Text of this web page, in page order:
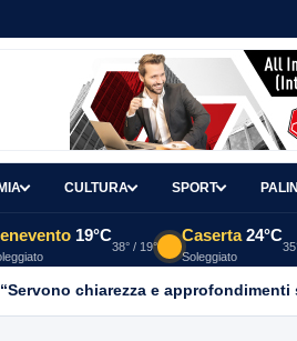
CULTURA SPORT
19°C
38° / 19°
Caserta 24°C
Soleggiato
chiarezza e